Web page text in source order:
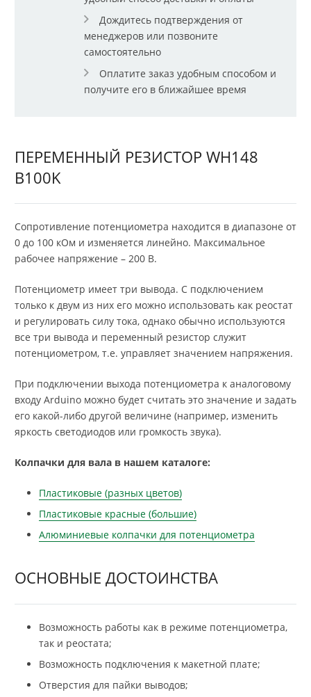
Дождитесь подтверждения от
менеджеров или позвоните
самостоятельно
Оплатите заказ удобным способом и
получите его в ближайшее время
ПЕРЕМЕННЫЙ РЕЗИСТОР WH148
B100K
Сопротивление потенциометра находится в диапазоне от
0 до 100 кОм и изменяется линейно. Максимальное
рабочее напряжение – 200 В.
Потенциометр имеет три вывода. С подключением
только к двум из них его можно использовать как реостат
и регулировать силу тока, однако обычно используются
все три вывода и переменный резистор служит
потенциометром, т.е. управляет значением напряжения.
При подключении выхода потенциометра к аналоговому
входу Arduino можно будет считать это значение и задать
его какой-либо другой величине (например, изменить
яркость светодиодов или громкость звука).
Колпачки для вала в нашем каталоге:
Пластиковые (разных цветов)
Пластиковые красные (большие)
Алюминиевые колпачки для потенциометра
ОСНОВНЫЕ ДОСТОИНСТВА
Возможность работы как в режиме потенциометра,
так и реостата;
Возможность подключения к макетной плате;
Отверстия для пайки выводов;